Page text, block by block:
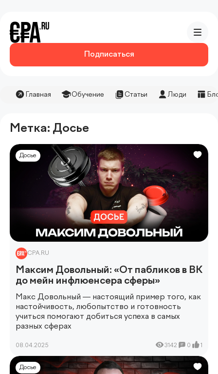
Подписаться
Главная Обучение Статьи Люди
Метка: Досье
Досье
CPA.RU
Максим Довольный: «От пабликов в ВК
до мейн инфлюенсера сферы»
Макс Довольный — настоящий пример того, как
настойчивость, любопытство и готовность
учиться помогают добиться успеха в самых
разных сферах
08.04.2025 3142 0 1
Досье